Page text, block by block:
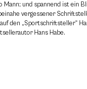
Mann; und spannend ist ein
vergessener
den „Sportschriftsteller“
Hans Habe.